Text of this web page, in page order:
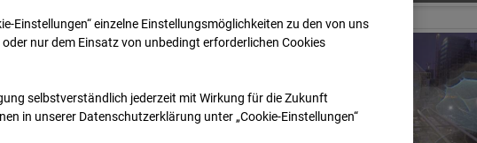
Einstellungen“ einzelne Einstellungsmöglichkeiten zu den von uns
nur dem Einsatz von unbedingt erforderlichen Cookies
selbstverständlich jederzeit mit Wirkung für die Zukunft
in unserer Datenschutzerklärung unter „Cookie-Einstellungen“